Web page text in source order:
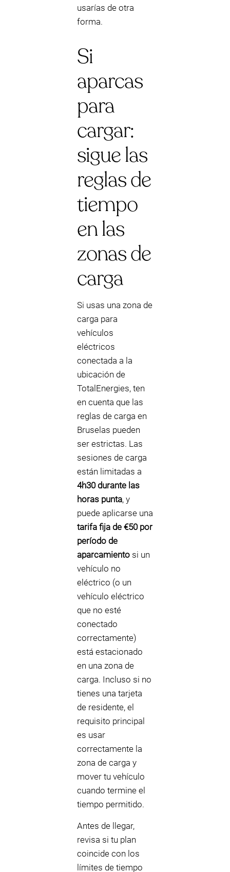
usarías de otra
forma.
Si
aparcas
para
cargar:
sigue las
reglas de
tiempo
en las
zonas de
carga
Si usas una zona de
carga para
vehículos
eléctricos
conectada a la
ubicación de
TotalEnergies, ten
en cuenta que las
reglas de carga en
Bruselas pueden
ser estrictas. Las
sesiones de carga
están limitadas a
4h30 durante las
horas punta, y
puede aplicarse una
tarifa fija de €50 por
período de
aparcamiento si un
vehículo no
eléctrico (o un
vehículo eléctrico
que no esté
conectado
correctamente)
está estacionado
en una zona de
carga. Incluso si no
tienes una tarjeta
de residente, el
requisito principal
es usar
correctamente la
zona de carga y
mover tu vehículo
cuando termine el
tiempo permitido.
Antes de llegar,
revisa si tu plan
coincide con los
límites de tiempo